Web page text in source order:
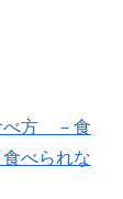
べ方 －食
べられな